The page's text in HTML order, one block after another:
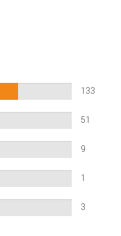
133
51
9
1
3